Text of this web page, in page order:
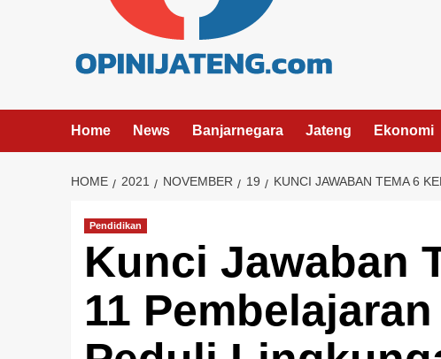
Home News Banjarnegara Jateng Ekonomi
HOME 2021 NOVEMBER 19 KUNCI JAWABAN TEMA 6
Pendidikan
Kunci Jawaban
11